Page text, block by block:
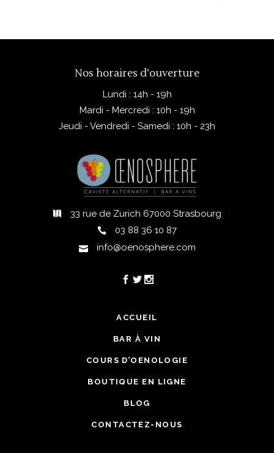
Nos horaires d’ouverture
Lundi : 14h - 19h
Mardi - Mercredi : 10h - 19h
Jeudi - Vendredi - Samedi : 10h - 23h
33 rue de Zurich 67000 Strasbourg
03 88 36 10 87
info@oenosphere.com
ACCUEIL
BAR À VIN
COURS D’OENOLOGIE
BOUTIQUE EN LIGNE
BLOG
CONTACTEZ-NOUS